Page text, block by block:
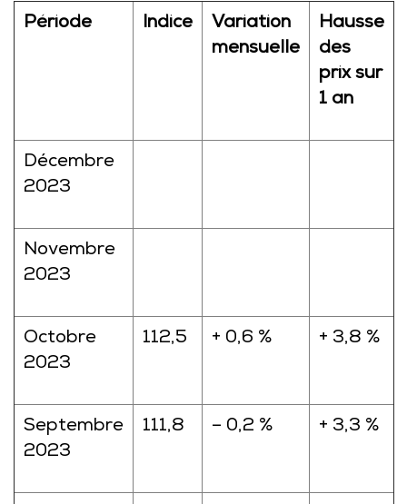
Période Indice
Variation
mensuelle
Hausse
des
prix sur
1 an
Décembre
2023
Novembre
2023
Octobre
2023
112,5 + 0,6 % + 3,8 %
Septembre
2023
111,8 – 0,2 % + 3,3 %